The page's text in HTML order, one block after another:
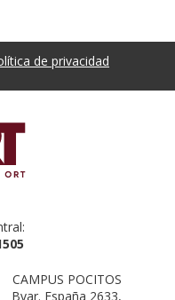
de privacidad
CAMPUS POCITOS
Bvar. España 2633,